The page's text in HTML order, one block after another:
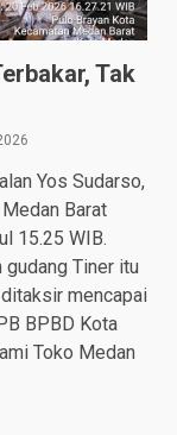
Tak
Yos Sudarso,
Barat
15.25 WIB.
gudang Tiner itu
mencapai
BPBD Kota
Toko Medan